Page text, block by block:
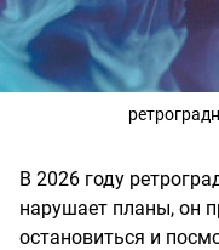
В 2026 году
нарушает планы, он
остановиться и